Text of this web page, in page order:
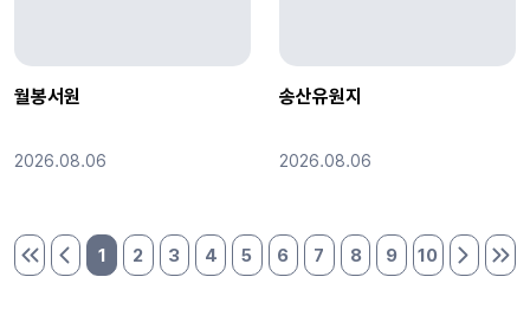
월봉서원
2026.08.06
송산유원지
2026.08.06
처음 페이지
이전 페이지
1 2 3 4 5 6 7 8 9 10
다음 페
마